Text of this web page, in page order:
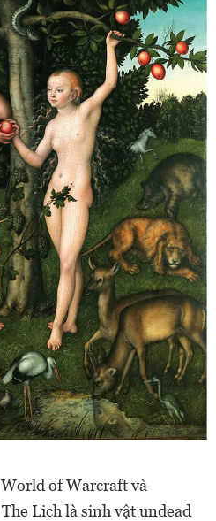
of Warcraft và
Lich là sinh vật undead